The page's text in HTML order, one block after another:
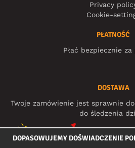
Privacy
Cookie-
PŁATNOŚĆ
Płać bezpiecznie za
DOSTAWA
Twoje zamówienie jest sprawnie
do śledzenia
DOPASOWUJEMY DOŚWIADCZENIE